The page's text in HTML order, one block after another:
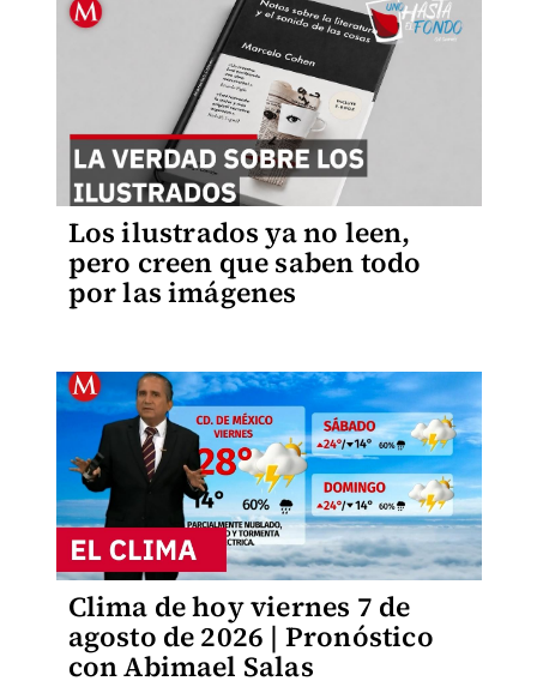
Los ilustrados ya no leen,
pero creen que saben todo
por las imágenes
Clima de hoy viernes 7 de
agosto de 2026 | Pronóstico
con Abimael Salas